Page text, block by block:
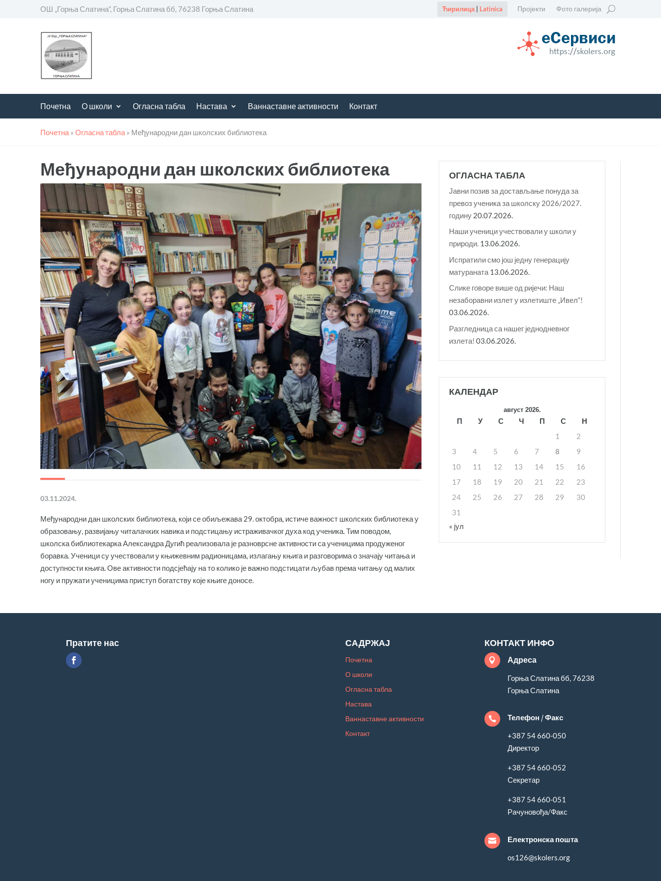
ОШ „Горња Слатина“, Горња Слатина бб, 76238 Горња Слатина Пројекти Фото галерија
Ћирилица| Latinica
Почетна О школи Огласна табла Настава Ваннаставне активности Контакт
Почетна » Огласна табла » Међународни дан школских библиотека
Међународни дан школских библиотека
03.11.2024.
Међународни дан школских библиотека, који се обиљежава 29. октобра, истиче важност школских библиотека у
образовању, развијању читалачких навика и подстицању истраживачког духа код ученика. Тим поводом,
школска библиотекарка Александра Дугић реализовала је разноврсне активности са ученицима продуженог
боравка. Ученици су учествовали у књижевним радионицама, излагању књига и разговорима о значају читања и
доступности књига. Ове активности подсјећају на то колико је важно подстицати љубав према читању од малих
ногу и пружати ученицима приступ богатству које књиге доносе.
ОГЛАСНА ТАБЛА
Јавни позив за достављање понуда за
превоз ученика за школску 2026/2027.
годину 20.07.2026.
Наши ученици учествовали у школи у
природи. 13.06.2026.
Испратили смо још једну генерацију
матураната 13.06.2026.
Слике говоре више од ријечи: Наш
незаборавни излет у излетиште „Ивел“!
03.06.2026.
Разгледница са нашег једнодневног
излета! 03.06.2026.
КАЛЕНДАР
август 2026.
П У С Ч П С
Н
1
2
3
4 5 6 7 8
9
10
11 12 13 14 15
16
17
18 19 20 21 22
23
24
25 26 27 28 29
30
31
« јул
Пратите нас САДРЖАЈ
Почетна
О школи
Огласна табла
Настава
Ваннаставне активности
Контакт
КОНТАКТ ИНФО
 Адреса
Горња Слатина бб, 76238
Горња Слатина
 Телефон / Факс
+387 54 660-050
Директор
+387 54 660-052
Секретар
+387 54 660-051
Рачуновођа/Факс
 Електронска пошта
os126@skolers.org